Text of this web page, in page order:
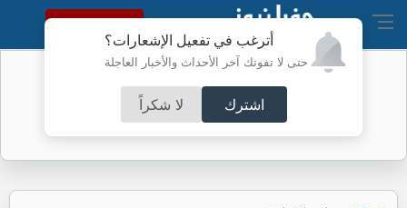
أترغب في تفعيل الإشعارات؟
حتى لا تفوتك آخر الأحداث والأخبار العاجلة
اشترك لا شكراً
النسخة الكاملة